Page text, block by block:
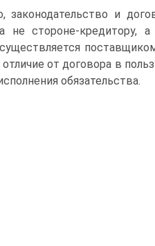
законодательство и
не стороне-
от договора в
обязательства.